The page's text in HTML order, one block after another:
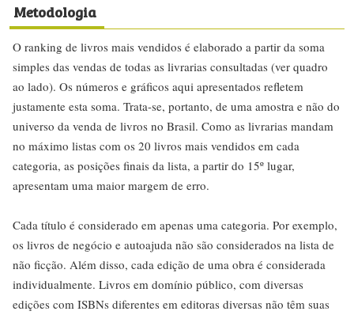
Metodologia
O ranking de livros mais vendidos é elaborado a partir da soma
simples das vendas de todas as livrarias consultadas (ver quadro
ao lado). Os números e gráficos aqui apresentados refletem
justamente esta soma. Trata-se, portanto, de uma amostra e não do
universo da venda de livros no Brasil. Como as livrarias mandam
no máximo listas com os 20 livros mais vendidos em cada
categoria, as posições finais da lista, a partir do 15º lugar,
apresentam uma maior margem de erro.
Cada título é considerado em apenas uma categoria. Por exemplo,
os livros de negócio e autoajuda não são considerados na lista de
não ficção. Além disso, cada edição de uma obra é considerada
individualmente. Livros em domínio público, com diversas
edições com ISBNs diferentes em editoras diversas não têm suas